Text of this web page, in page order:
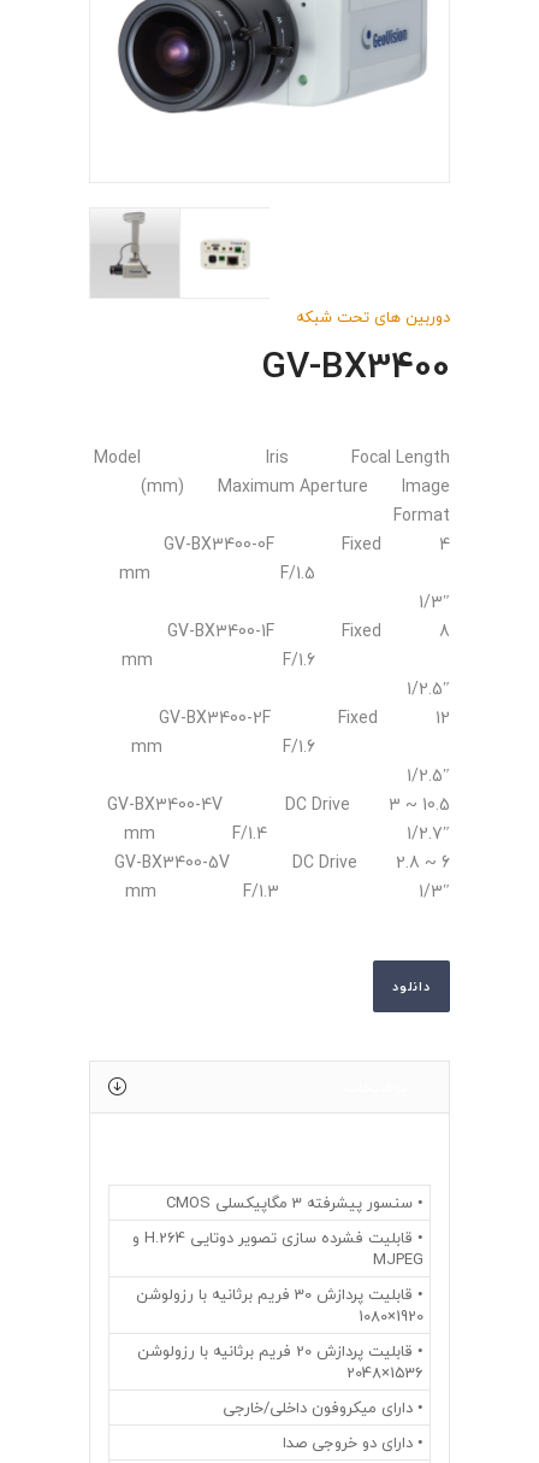
دوربین های تحت شبکه
GV-BX3400
Model Iris Focal Length
(mm) Maximum Aperture Image
Format
GV-BX3400-0F Fixed 4
mm F/1.5
1/3″
GV-BX3400-1F Fixed 8
mm F/1.6
1/2.5″
GV-BX3400-2F Fixed 12
mm F/1.6
1/2.5″
GV-BX3400-4V DC Drive 3 ~ 10.5
mm F/1.4 1/2.7″
GV-BX3400-5V DC Drive 2.8 ~ 6
mm F/1.3 1/3″
دانلود
• سنسور پيشرفته 3 مگاپیکسلی CMOS
• قابلیت فشرده سازی تصویر دوتایی H.264 و
MJPEG
• قابلیت پردازش 30 فریم برثانیه با رزولوشن
1920×1080
• قابلیت پردازش 20 فریم برثانیه با رزولوشن
1536×2048
• دارای میکروفون داخلی/خارجی
• دارای دو خروجی صدا